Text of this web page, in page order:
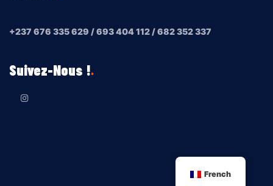
+237 676 335 629 / 693 404 112 / 682 352 337
Suivez-Nous !
French